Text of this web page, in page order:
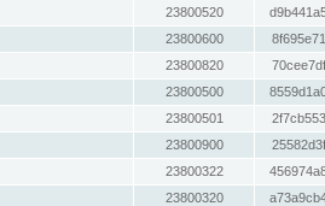
23800520
23800600
23800820
23800500
23800501
23800900
23800322
23800320